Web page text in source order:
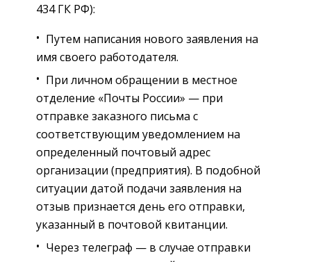
434 ГК РФ):
Путем написания нового заявления на
имя своего работодателя.
При личном обращении в местное
отделение «Почты России» — при
отправке заказного письма с
соответствующим уведомлением на
определенный почтовый адрес
организации (предприятия). В подобной
ситуации датой подачи заявления на
отзыв признается день его отправки,
указанный в почтовой квитанции.
Через телеграф — в случае отправки